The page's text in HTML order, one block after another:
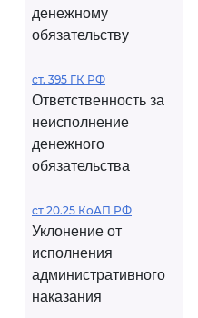
денежному
обязательству
ст. 395 ГК РФ
Ответственность за
неисполнение
денежного
обязательства
ст 20.25 КоАП РФ
Уклонение от
исполнения
административного
наказания